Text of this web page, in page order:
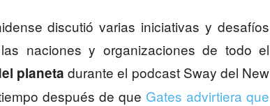
discutió varias iniciativas y desafíos
naciones y organizaciones de todo el
planeta durante el podcast Sway del New
después de que Gates advirtiera que